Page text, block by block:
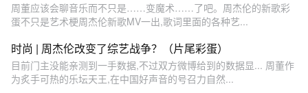
周董应该会聊音乐而不只是……变魔术……了吧。周杰伦的新歌彩
蛋不只是艺术梗周杰伦新歌MV一出,歌词里面的各种艺...
时尚 | 周杰伦改变了综艺战争？（片尾彩蛋）
目前门主没能亲测到一手数据,不过双方微博给到的数据显... 周董作
为炙手可热的乐坛天王,在中国好声音的号召力自然...